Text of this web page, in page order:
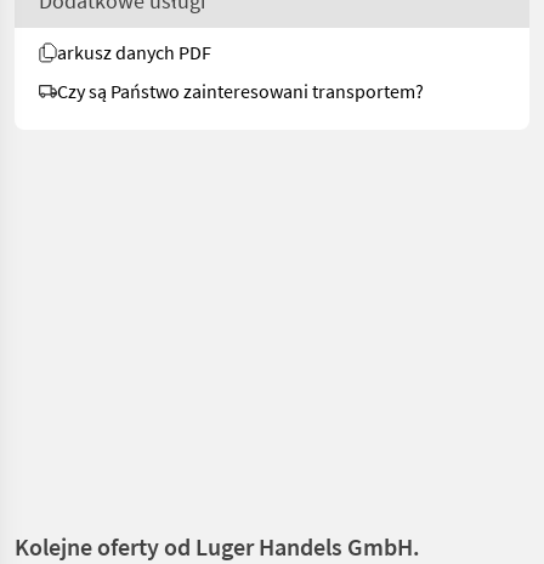
arkusz danych PDF
Czy są Państwo zainteresowani transportem?
Kolejne oferty od Luger Handels GmbH.